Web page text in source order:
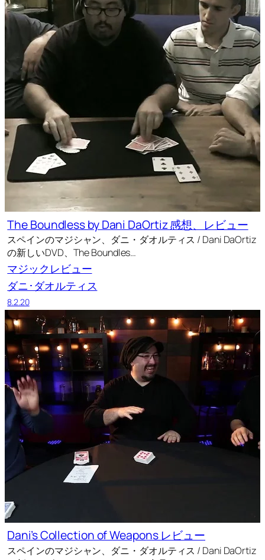
The Boundless by Dani DaOrtiz 感想、レビュー
スペインのマジシャン、ダニ・ダオルティス / Dani DaOrtiz
の新しいDVD、The Boundles…
マジックレビュー
ダニ･ダオルティス
8.2.20
Dani’s Collection of Weapons レビュー
スペインのマジシャン、ダニ・ダオルティス / Dani DaOrtiz